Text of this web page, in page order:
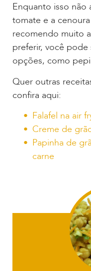
Enquanto isso não
tomate e a
recomendo muito
preferir, você
opções, como
Quer outras
confira aqui:
Falafel na air
Creme de
Papinha de
carne